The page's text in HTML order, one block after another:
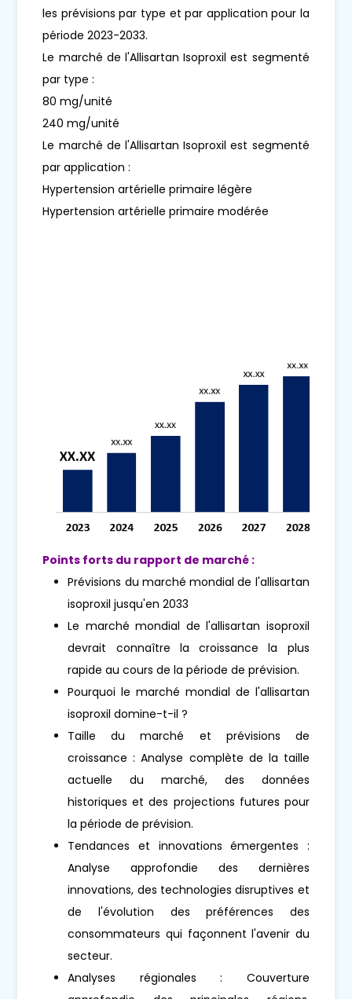
les prévisions par type et par application pour la
période 2023-2033.
Le marché de l'Allisartan Isoproxil est segmenté
par type :
80 mg/unité
240 mg/unité
Le marché de l'Allisartan Isoproxil est segmenté
par application :
Hypertension artérielle primaire légère
Hypertension artérielle primaire modérée
Points forts du rapport de marché :
Prévisions du marché mondial de l'allisartan
isoproxil jusqu'en 2033
Le marché mondial de l'allisartan isoproxil
devrait connaître la croissance la plus
rapide au cours de la période de prévision.
Pourquoi le marché mondial de l'allisartan
isoproxil domine-t-il ?
Taille du marché et prévisions de
croissance : Analyse complète de la taille
actuelle du marché, des données
historiques et des projections futures pour
la période de prévision.
Tendances et innovations émergentes :
Analyse approfondie des dernières
innovations, des technologies disruptives et
de l'évolution des préférences des
consommateurs qui façonnent l'avenir du
secteur.
Analyses régionales : Couverture